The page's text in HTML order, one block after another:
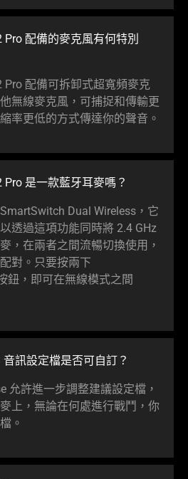
Pro 配備的麥克風有何特別
Pro 配備可拆卸式超寬頻麥克
無線麥克風，可捕捉和傳輸更
率更低的方式傳達你的聲音 。
Pro 是一款藍牙耳麥嗎 ？
Dual Wireless，它
透過這項功能同時將 2.4 GHz
，在兩者之間流暢切換使用，
對。只要按兩下
鈕，即可在無線模式之間
音訊設定檔是否可自訂 ？
允許進一步調整建議設定檔，
上，無論在何處進行戰鬥，你
。